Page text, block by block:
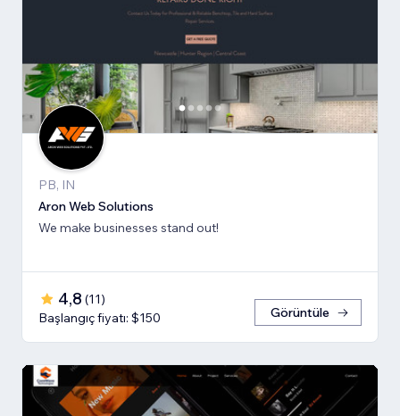
PB, IN
Aron Web Solutions
We make businesses stand out!
4,8 (11)
Başlangıç fiyatı: $150
Görüntüle